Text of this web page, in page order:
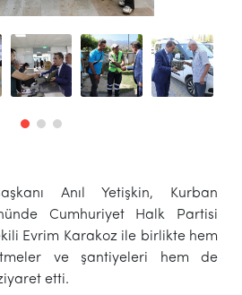
Anıl Yetişkin, Kurban
Cumhuriyet Halk Partisi
Evrim Karakoz ile birlikte hem
ve şantiyeleri hem de
etti.